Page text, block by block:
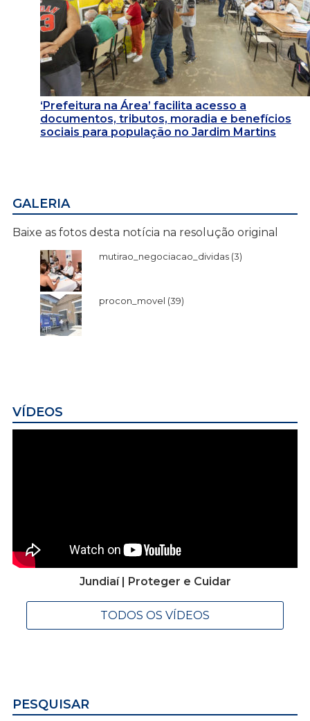
‘Prefeitura na Área’ facilita acesso a
documentos, tributos, moradia e benefícios
sociais para população no Jardim Martins
GALERIA
Baixe as fotos desta notícia na resolução original
mutirao_negociacao_dividas (3)
procon_movel (39)
VÍDEOS
Jundiaí | Proteger e Cuidar
TODOS OS VÍDEOS
PESQUISAR